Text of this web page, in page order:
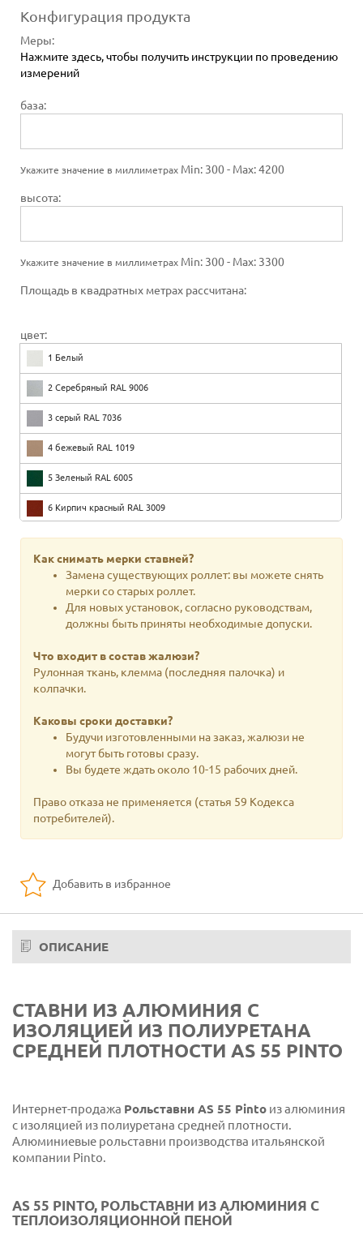
Конфигурация продукта
Меры:
Нажмите здесь, чтобы получить инструкции по проведению
измерений
база:
Укажите значение в миллиметрах Min: 300 - Max: 4200
высота:
Укажите значение в миллиметрах Min: 300 - Max: 3300
Площадь в квадратных метрах рассчитана:
цвет:
1 Белый
2 Серебряный RAL 9006
3 серый RAL 7036
4 бежевый RAL 1019
5 Зеленый RAL 6005
6 Кирпич красный RAL 3009
7 Темно-коричневый RAL 8019
9 Бронза
10 светлое дерево
11 Темное дерево
12 Оливково-зеленый RAL 6011
13 бриллиантово-зеленый RAL 6024
14 Ярко-красный RAL 3003
15 Голубой RAL 5015
16 Бордо RAL 3005
17 Дуб
23 Рафаэлло Браун
24 Рафаэлло Грей
26 Охра
27 Зеленый горошек RAL 6021
30 Темное пламенеющее дерево
Как снимать мерки ставней?
Замена существующих роллет: вы можете снять
мерки со старых роллет.
Для новых установок, согласно руководствам,
должны быть приняты необходимые допуски.
Что входит в состав жалюзи?
Рулонная ткань, клемма (последняя палочка) и
колпачки.
Каковы сроки доставки?
Будучи изготовленными на заказ, жалюзи не
могут быть готовы сразу.
Вы будете ждать около 10-15 рабочих дней.
Право отказа не применяется (статья 59 Кодекса
потребителей).
Добавить в избранное
ОПИСАНИЕ
СТАВНИ ИЗ АЛЮМИНИЯ С
ИЗОЛЯЦИЕЙ ИЗ ПОЛИУРЕТАНА
СРЕДНЕЙ ПЛОТНОСТИ AS 55 PINTO
Интернет-продажа Рольставни AS 55 Pinto из алюминия
с изоляцией из полиуретана средней плотности.
Алюминиевые рольставни производства итальянской
компании Pinto.
AS 55 PINTO, РОЛЬСТАВНИ ИЗ АЛЮМИНИЯ С
ТЕПЛОИЗОЛЯЦИОННОЙ ПЕНОЙ